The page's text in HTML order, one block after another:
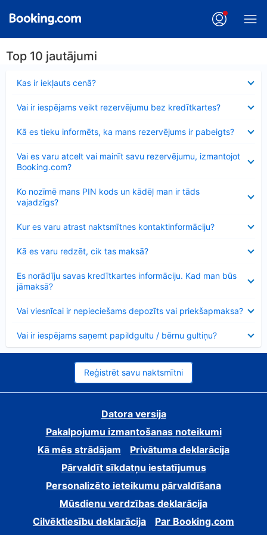
Top 10 jautājumi
Kas ir iekļauts cenā?
Vai ir iespējams veikt rezervējumu bez kredītkartes?
Kā es tieku informēts, ka mans rezervējums ir pabeigts?
Vai es varu atcelt vai mainīt savu rezervējumu, izmantojot
Booking.com?
Ko nozīmē mans PIN kods un kādēļ man ir tāds
vajadzīgs?
Kur es varu atrast naktsmītnes kontaktinformāciju?
Kā es varu redzēt, cik tas maksā?
Es norādīju savas kredītkartes informāciju. Kad man būs
jāmaksā?
Vai viesnīcai ir nepieciešams depozīts vai priekšapmaksa?
Vai ir iespējams saņemt papildgultu / bērnu gultiņu?
Reģistrēt savu naktsmītni
Datora versija
Pakalpojumu izmantošanas noteikumi
Kā mēs strādājam
Privātuma deklarācija
Pārvaldīt sīkdatņu iestatījumus
Personalizēto ieteikumu pārvaldīšana
Mūsdienu verdzības deklarācija
Cilvēktiesību deklarācija
Par Booking.com